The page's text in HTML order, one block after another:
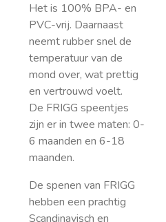
Het is 100% BPA- en
PVC-vrij. Daarnaast
neemt rubber snel de
temperatuur van de
mond over, wat prettig
en vertrouwd voelt.
De FRIGG speentjes
zijn er in twee maten: 0-
6 maanden en 6-18
maanden.
De spenen van FRIGG
hebben een prachtig
Scandinavisch en